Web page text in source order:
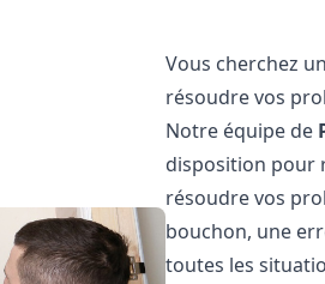
Vous cherchez un
résoudre vos
Notre équipe de
disposition pour
résoudre vos
bouchon, une
toutes les